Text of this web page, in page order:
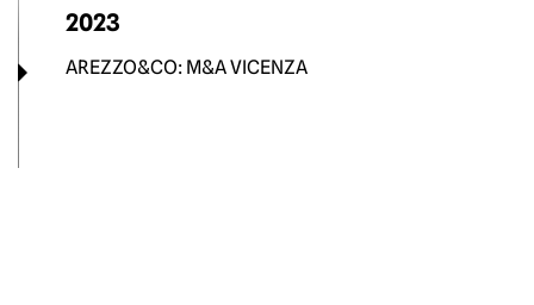
2023
AREZZO&CO: M&A VICENZA